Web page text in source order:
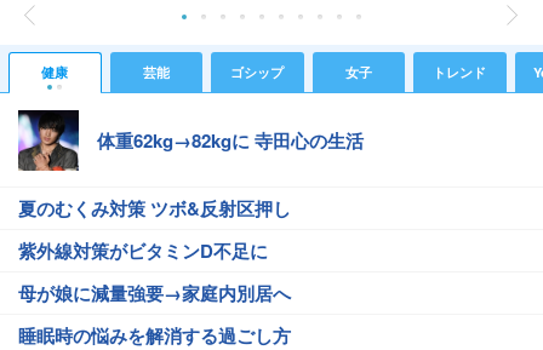
健康 芸能 ゴシップ 女子 トレンド
体重62kg→82kgに 寺田心の生活
夏のむくみ対策 ツボ&反射区押し
紫外線対策がビタミンD不足に
母が娘に減量強要→家庭内別居へ
睡眠時の悩みを解消する過ごし方